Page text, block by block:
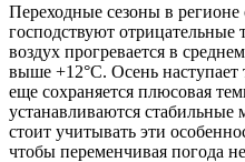
Переходные сезоны в
господствуют отрицательные
воздух прогревается в
выше +12°C. Осень наступает
еще сохраняется плюсовая
устанавливаются
стоит учитывать эти
чтобы переменчивая погода